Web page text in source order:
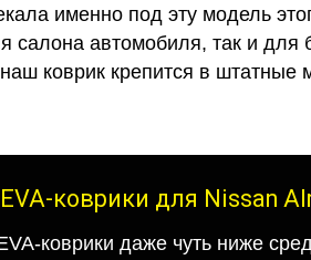
именно под эту модель
салона автомобиля, так и для
наш коврик крепится в штатные
коврики для Nissan
коврики даже чуть ниже